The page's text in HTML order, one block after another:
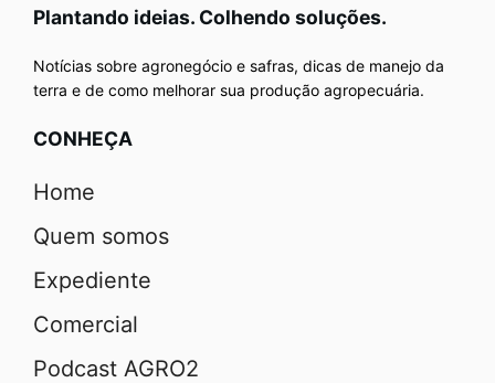
Plantando ideias. Colhendo soluções.
Notícias sobre agronegócio e safras, dicas de manejo da
terra e de como melhorar sua produção agropecuária.
CONHEÇA
Home
Quem somos
Expediente
Comercial
Podcast AGRO2